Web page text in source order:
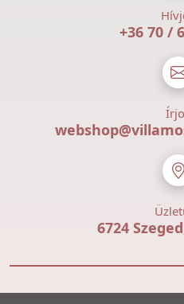
+36 70 /
6724